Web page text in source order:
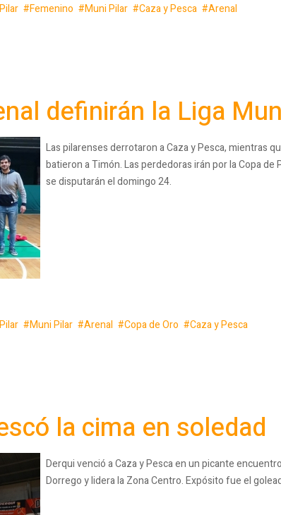
Femenino Muni Pilar Caza y Pesca
Arenal
definirán la Liga
Las pilarenses derrotaron a Caza y Pesca, mientras
batieron a Timón. Las perdedoras irán por la Copa de
se disputarán el domingo 24.
Muni Pilar Arenal Copa de Oro
Caza y Pesca
la cima en soledad
Derqui venció a Caza y Pesca en un picante
Dorrego y lidera la Zona Centro. Expósito fue el